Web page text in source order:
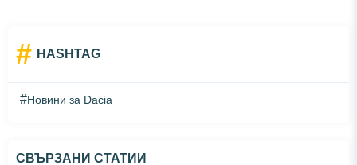
# HASHTAG
#Новини за Dacia
СВЪРЗАНИ СТАТИИ